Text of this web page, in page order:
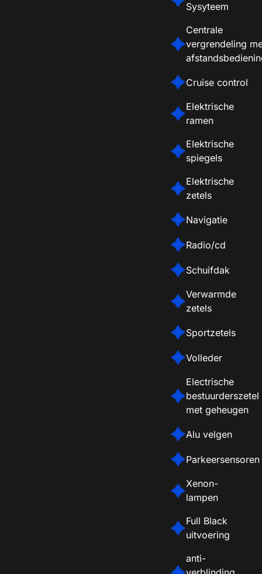
Sysyteem
Centrale
vergrendeling
Cruise control
Elektrische
ramen
Elektrische
spiegels
Elektrische
zetels
Navigatie
Radio/cd
Schuifdak
Verwarmde
zetels
Sportzetels
Volleder
Electrische
bestuurderszetel
met geheugen
Alu velgen
Parkeersensoren
Xenon-
lampen
Full Black
uitvoering
anti-